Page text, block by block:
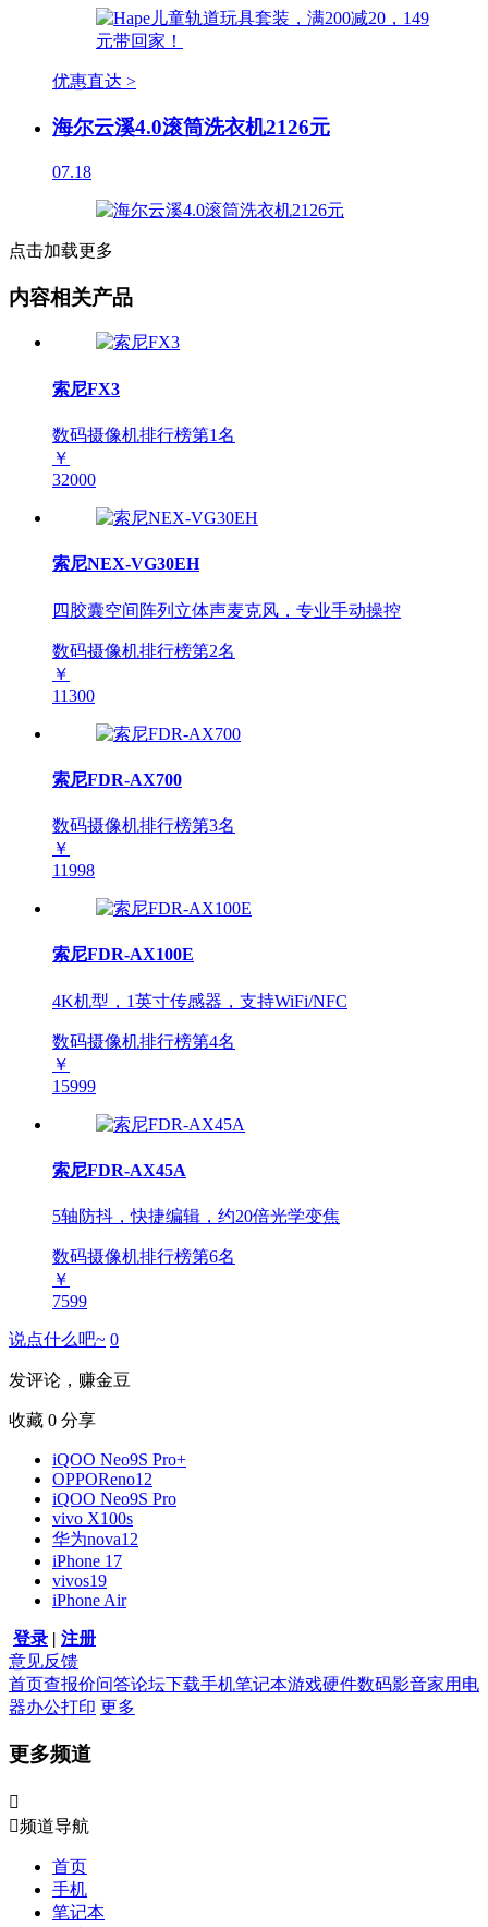
优惠直达 >
海尔云溪4.0滚筒洗衣机2126元
07.18
点击加载更多
内容相关产品
索尼FX3
数码摄像机排行榜第1名
￥
32000
索尼NEX-VG30EH
四胶囊空间阵列立体声麦克风，专业手动操控
数码摄像机排行榜第2名
￥
11300
索尼FDR-AX700
数码摄像机排行榜第3名
￥
11998
索尼FDR-AX100E
4K机型，1英寸传感器，支持WiFi/NFC
数码摄像机排行榜第4名
￥
15999
索尼FDR-AX45A
5轴防抖，快捷编辑，约20倍光学变焦
数码摄像机排行榜第6名
￥
7599
说点什么吧~ 0
发评论，赚金豆
收藏 0 分享
iQOO Neo9S Pro+
OPPOReno12
iQOO Neo9S Pro
vivo X100s
华为nova12
iPhone 17
vivos19
iPhone Air
登录 | 注册
意见反馈
首页查报价问答论坛下载手机笔记本游戏硬件数码影音家用电
器办公打印 更多
更多频道

频道导航
首页
手机
笔记本